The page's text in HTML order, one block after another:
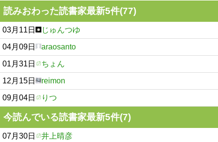
読みおわった読書家最新5件(77)
03月11日 じゅんつゆ
04月09日 araosanto
01月31日 ちょん
12月15日 reimon
09月04日 りつ
今読んでいる読書家最新5件(7)
07月30日 井上晴彦